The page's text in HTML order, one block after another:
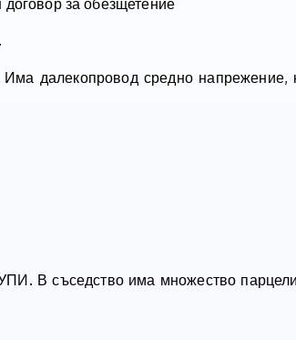
за обезщетение
.
Има далекопровод средно напрежение,
В съседство има множество